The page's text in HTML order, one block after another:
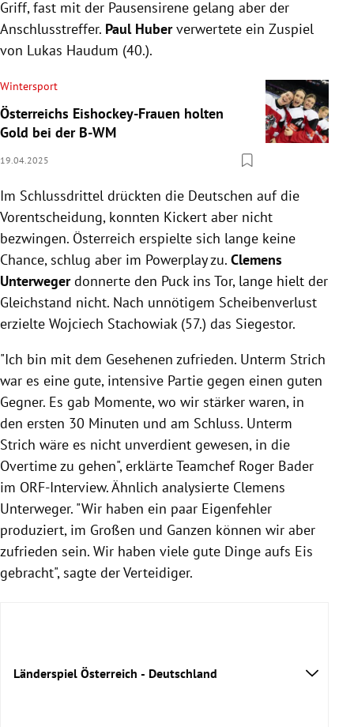
Griff, fast mit der Pausensirene gelang aber der
Anschlusstreffer. Paul Huberverwertete ein Zuspiel
von Lukas Haudum (40.).
Wintersport
Österreichs Eishockey-Frauen holten
Gold bei der B-WM
19.04.2025
Im Schlussdrittel drückten die Deutschen auf die
Vorentscheidung, konnten Kickert aber nicht
bezwingen. Österreich erspielte sich lange keine
Chance, schlug aber im Powerplay zu. Clemens
Unterwegerdonnerte den Puck ins Tor, lange hielt der
Gleichstand nicht. Nach unnötigem Scheibenverlust
erzielte Wojciech Stachowiak (57.) das Siegestor.
"Ich bin mit dem Gesehenen zufrieden. Unterm Strich
war es eine gute, intensive Partie gegen einen guten
Gegner. Es gab Momente, wo wir stärker waren, in
den ersten 30 Minuten und am Schluss. Unterm
Strich wäre es nicht unverdient gewesen, in die
Overtime zu gehen", erklärte Teamchef Roger Bader
im ORF-Interview. Ähnlich analysierte Clemens
Unterweger. "Wir haben ein paar Eigenfehler
produziert, im Großen und Ganzen können wir aber
zufrieden sein. Wir haben viele gute Dinge aufs Eis
gebracht", sagte der Verteidiger.
Länderspiel Österreich - Deutschland